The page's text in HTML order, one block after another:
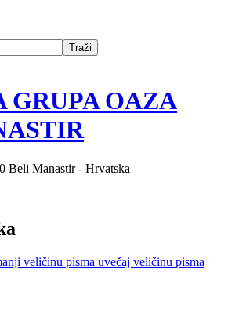
GRUPA OAZA
Beli Manastir - Hrvatska
veličinu pisma uvečaj veličinu pisma